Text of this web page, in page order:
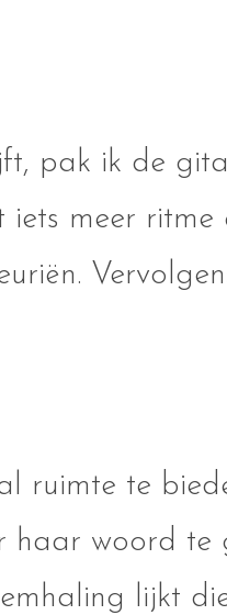
pak ik de
meer
ruimte te
haar woord
lijkt